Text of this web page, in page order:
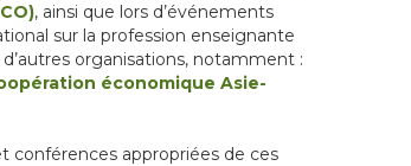
, ainsi que lors d’événements
sur la profession enseignante
organisations, notamment :
économique Asie-
conférences appropriées de ces